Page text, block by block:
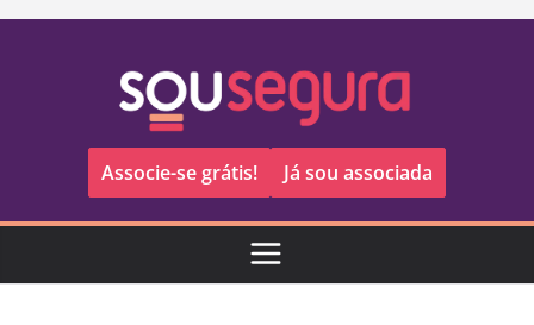
Pular
Associe-se grátis! Já sou associada